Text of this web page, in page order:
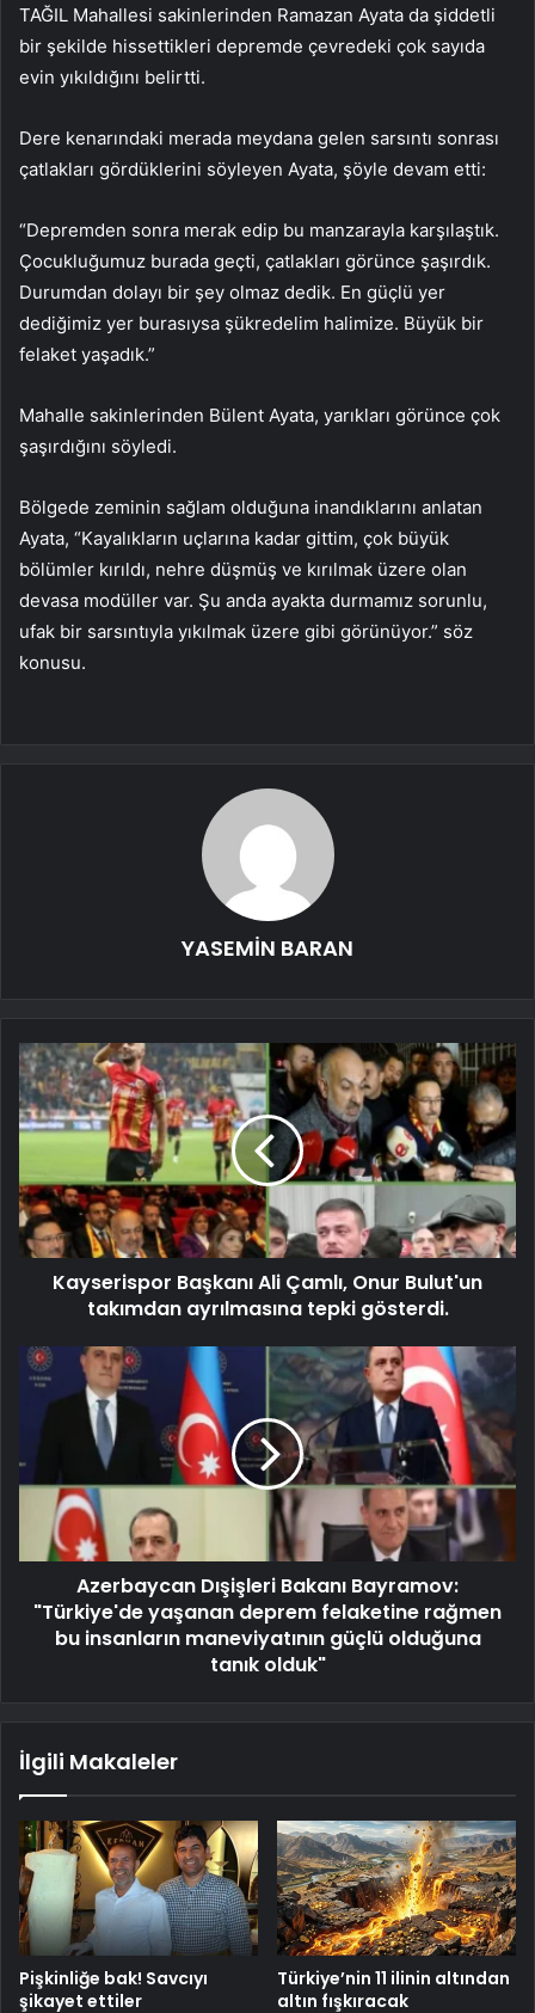
TAĞIL Mahallesi sakinlerinden Ramazan Ayata da şiddetli
bir şekilde hissettikleri depremde çevredeki çok sayıda
evin yıkıldığını belirtti.
Dere kenarındaki merada meydana gelen sarsıntı sonrası
çatlakları gördüklerini söyleyen Ayata, şöyle devam etti:
“Depremden sonra merak edip bu manzarayla karşılaştık.
Çocukluğumuz burada geçti, çatlakları görünce şaşırdık.
Durumdan dolayı bir şey olmaz dedik. En güçlü yer
dediğimiz yer burasıysa şükredelim halimize. Büyük bir
felaket yaşadık.”
Mahalle sakinlerinden Bülent Ayata, yarıkları görünce çok
şaşırdığını söyledi.
Bölgede zeminin sağlam olduğuna inandıklarını anlatan
Ayata, “Kayalıkların uçlarına kadar gittim, çok büyük
bölümler kırıldı, nehre düşmüş ve kırılmak üzere olan
devasa modüller var. Şu anda ayakta durmamız sorunlu,
ufak bir sarsıntıyla yıkılmak üzere gibi görünüyor.” söz
konusu.
YASEMİN BARAN
Kayserispor Başkanı Ali Çamlı, Onur Bulut'un
takımdan ayrılmasına tepki gösterdi.
Azerbaycan Dışişleri Bakanı Bayramov:
"Türkiye'de yaşanan deprem felaketine rağmen
bu insanların maneviyatının güçlü olduğuna
tanık olduk"
İlgili Makaleler
Pişkinliğe bak! Savcıyı
şikayet ettiler
Türkiye’nin 11 ilinin altından
altın fışkıracak